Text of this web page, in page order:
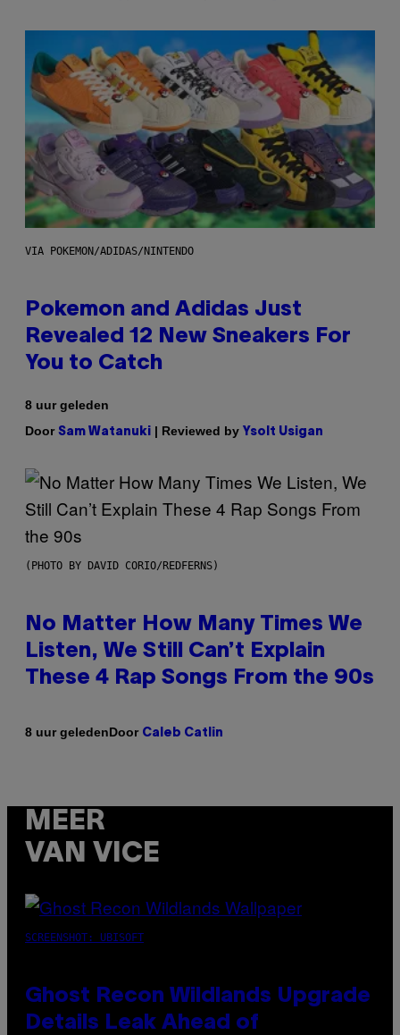
VIA POKEMON/ADIDAS/NINTENDO
Pokemon and Adidas Just
Revealed 12 New Sneakers For
You to Catch
8 uur geleden
Door Sam Watanuki | Reviewed by Ysolt Usigan
(PHOTO BY DAVID CORIO/REDFERNS)
No Matter How Many Times We
Listen, We Still Can’t Explain
These 4 Rap Songs From the 90s
8 uur geledenDoor Caleb Catlin
MEER
VAN VICE
SCREENSHOT: UBISOFT
Ghost Recon Wildlands Upgrade
Details Leak Ahead of